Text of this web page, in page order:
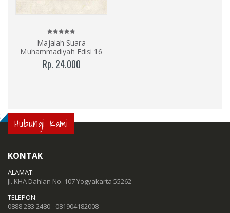
Majalah Suara
Muhammadiyah Edisi 16
Rp. 24.000
; Hubungi Kami
KONTAK
ALAMAT:
Jl. KHA Dahlan No. 107 Yogyakarta 55262
TELEPON:
0888 283 2480 - 081904182008